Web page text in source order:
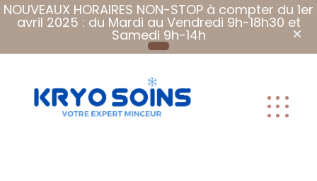
NOUVEAUX HORAIRES NON-STOP à compter du 1er
avril 2025 : du Mardi au Vendredi 9h-18h30 et
Samedi 9h-14h